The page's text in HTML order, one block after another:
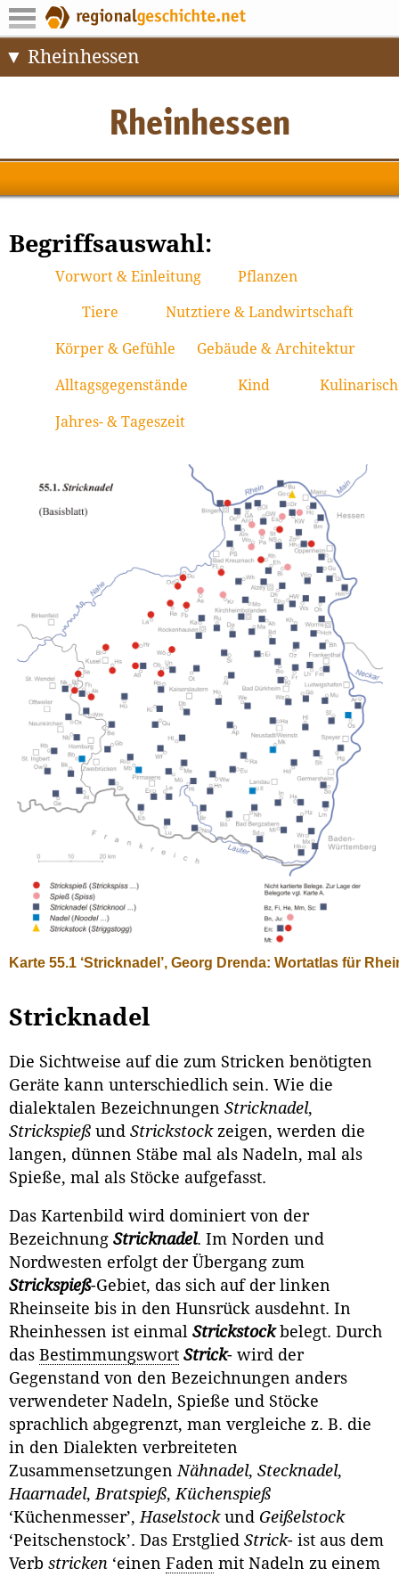
Rheinhessen
Begriffsauswahl:
Vorwort & Einleitung Pflanzen
Tiere Nutztiere & Landwirtschaft
Körper & Gefühle Gebäude & Architektur
Alltagsgegenstände Kind
Jahres- & Tageszeit
Karte 55.1 ‘Stricknadel’, Georg Drenda: Wortatlas für
Stricknadel
Die Sichtweise auf die zum Stricken benötigten
Geräte kann unterschiedlich sein. Wie die
dialektalen Bezeichnungen Stricknadel,
Strickspieß und Strick­stockzeigen, werden die
langen, dünnen Stäbe mal als Nadeln, mal als
Spieße, mal als Stöcke aufgefasst.
Das Kartenbild wird dominiert von der
Bezeichnung Stricknadel. Im Norden und
Nordwesten erfolgt der Übergang zum
Strickspieß-Gebiet, das sich auf der linken
Rheinseite bis in den Hunsrück ausdehnt. In
Rheinhessen ist einmal Strickstockbelegt. Durch
das Bestimmungswort Strick- wird der
Gegenstand von den Bezeichnungen anders
verwendeter Nadeln, Spieße und Stöcke
sprachlich abgegrenzt, man vergleiche z. B. die
in den Dialekten ver­breiteten
ZusammensetzungenNähnadel, Stecknadel,
Haarnadel,Bratspieß,Küchenspieß
‘Küchenmesser’,Haselstockund Geißelstock
‘Peitschenstock’. Das Erstglied Strick- ist aus dem
Verb stricken ‘einen Faden mit Nadeln zu einem